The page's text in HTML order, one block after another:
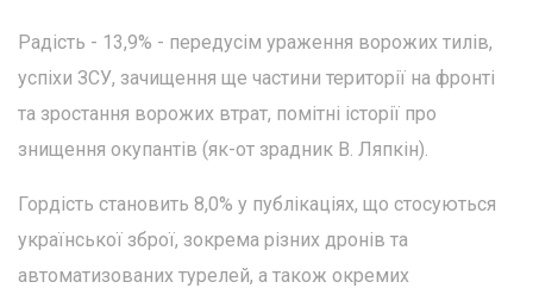
Радість - 13,9% - передусім ураження ворожих тилів,
успіхи ЗСУ, зачищення ще частини території на фронті
та зростання ворожих втрат, помітні історії про
знищення окупантів (як-от зрадник В. Ляпкін).
Гордість становить 8,0% у публікаціях, що стосуються
української зброї, зокрема різних дронів та
автоматизованих турелей, а також окремих